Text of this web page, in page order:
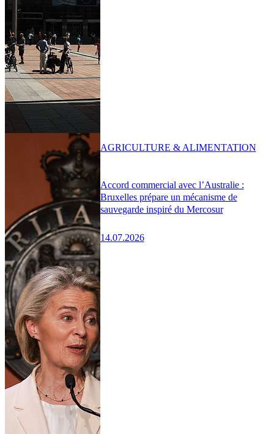
Accord commercial avec l’Australie :
Bruxelles prépare un mécanisme de
sauvegarde inspiré du Mercosur
14.07.2026
AGRICULTURE & ALIMENTATION